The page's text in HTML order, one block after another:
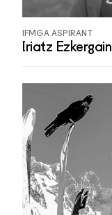
IFMGA ASPIRANT
Iriatz Ezkergain